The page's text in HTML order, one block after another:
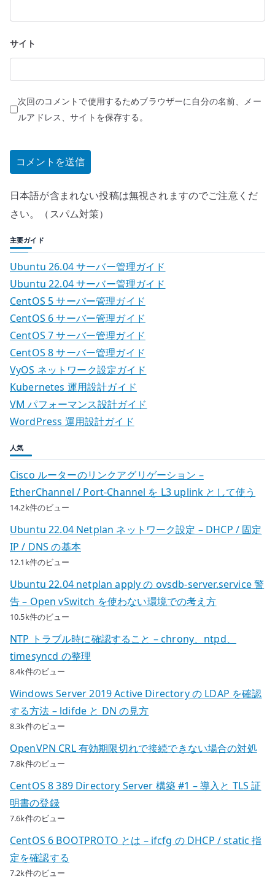
サイト
次回のコメントで使用するためブラウザーに自分の名前、メー
ルアドレス、サイトを保存する。
日本語が含まれない投稿は無視されますのでご注意くだ
さい。（スパム対策）
主要ガイド
Ubuntu 26.04 サーバー管理ガイド
Ubuntu 22.04 サーバー管理ガイド
CentOS 5 サーバー管理ガイド
CentOS 6 サーバー管理ガイド
CentOS 7 サーバー管理ガイド
CentOS 8 サーバー管理ガイド
VyOS ネットワーク設定ガイド
Kubernetes 運用設計ガイド
VM パフォーマンス設計ガイド
WordPress 運用設計ガイド
人気
Cisco ルーターのリンクアグリゲーション –
EtherChannel / Port-Channel を L3 uplink として使う
14.2k件のビュー
Ubuntu 22.04 Netplan ネットワーク設定 – DHCP / 固定
IP / DNS の基本
12.1k件のビュー
Ubuntu 22.04 netplan apply の ovsdb-server.service 警
告 – Open vSwitch を使わない環境での考え方
10.5k件のビュー
NTP トラブル時に確認すること – chrony、ntpd、
timesyncd の整理
8.4k件のビュー
Windows Server 2019 Active Directory の LDAP を確認
する方法 – ldifde と DN の見方
8.3k件のビュー
OpenVPN CRL 有効期限切れで接続できない場合の対処
7.8k件のビュー
CentOS 8 389 Directory Server 構築 #1 – 導入と TLS 証
明書の登録
7.6k件のビュー
CentOS 6 BOOTPROTO とは – ifcfg の DHCP / static 指
定を確認する
7.2k件のビュー